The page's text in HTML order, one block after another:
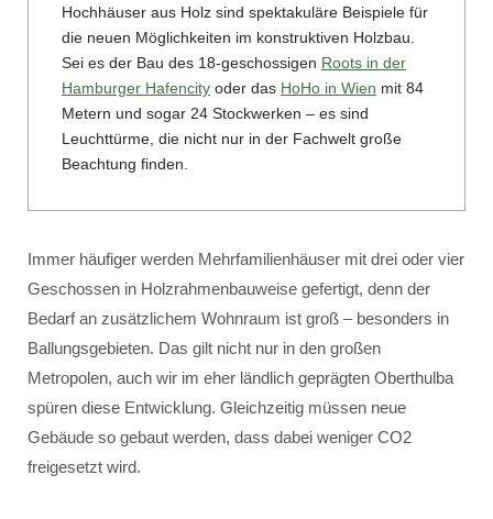
Hochhäuser aus Holz sind spektakuläre Beispiele für
die neuen Möglichkeiten im konstruktiven Holzbau.
Sei es der Bau des 18-geschossigen Roots in der
Hamburger Hafencity oder das HoHo in Wien mit 84
Metern und sogar 24 Stockwerken – es sind
Leuchttürme, die nicht nur in der Fachwelt große
Beachtung finden.
Immer häufiger werden Mehrfamilienhäuser mit drei oder vier
Geschossen in Holzrahmenbauweise gefertigt, denn der
Bedarf an zusätzlichem Wohnraum ist groß – besonders in
Ballungsgebieten. Das gilt nicht nur in den großen
Metropolen, auch wir im eher ländlich geprägten Oberthulba
spüren diese Entwicklung. Gleichzeitig müssen neue
Gebäude so gebaut werden, dass dabei weniger CO2
freigesetzt wird.